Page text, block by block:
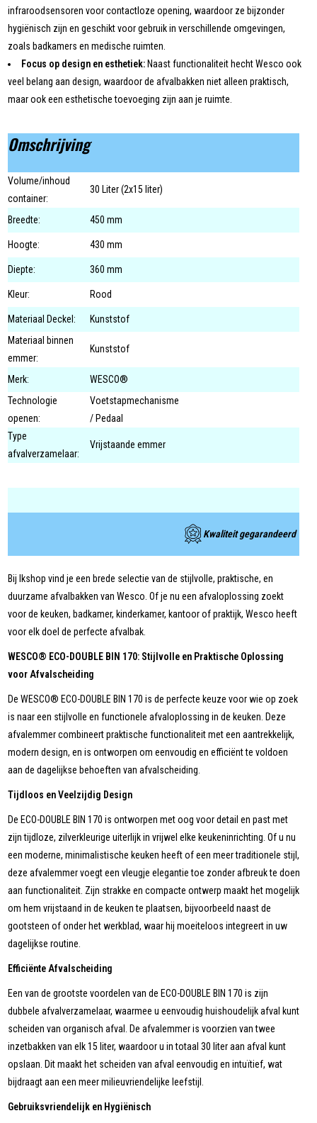
infraroodsensoren voor contactloze opening, waardoor ze bijzonder
hygiënisch zijn en geschikt voor gebruik in verschillende omgevingen,
zoals badkamers en medische ruimten.
Focus op design en esthetiek: Naast functionaliteit hecht Wesco ook
veel belang aan design, waardoor de afvalbakken niet alleen praktisch,
maar ook een esthetische toevoeging zijn aan je ruimte.
Omschrijving
Volume/inhoud
container:
30 Liter (2x15 liter)
Breedte: 450 mm
Hoogte: 430 mm
Diepte: 360 mm
Kleur: Rood
Materiaal Deckel:
Kunststof
Materiaal binnen
emmer:
Kunststof
Merk:
WESCO®
Technologie
openen:
Voetstapmechanisme
/ Pedaal
Type
afvalverzamelaar:
Vrijstaande emmer
Kwaliteit gegarandeerd
Bij Ikshop vind je een brede selectie van de stijlvolle, praktische, en
duurzame afvalbakken van Wesco. Of je nu een afvaloplossing zoekt
voor de keuken, badkamer, kinderkamer, kantoor of praktijk, Wesco heeft
voor elk doel de perfecte afvalbak.
WESCO® ECO-DOUBLE BIN 170: Stijlvolle en Praktische Oplossing
voor Afvalscheiding
De WESCO® ECO-DOUBLE BIN 170 is de perfecte keuze voor wie op zoek
is naar een stijlvolle en functionele afvaloplossing in de keuken. Deze
afvalemmer combineert praktische functionaliteit met een aantrekkelijk,
modern design, en is ontworpen om eenvoudig en efficiënt te voldoen
aan de dagelijkse behoeften van afvalscheiding.
Tijdloos en Veelzijdig Design
De ECO-DOUBLE BIN 170 is ontworpen met oog voor detail en past met
zijn tijdloze, zilverkleurige uiterlijk in vrijwel elke keukeninrichting. Of u nu
een moderne, minimalistische keuken heeft of een meer traditionele stijl,
deze afvalemmer voegt een vleugje elegantie toe zonder afbreuk te doen
aan functionaliteit. Zijn strakke en compacte ontwerp maakt het mogelijk
om hem vrijstaand in de keuken te plaatsen, bijvoorbeeld naast de
gootsteen of onder het werkblad, waar hij moeiteloos integreert in uw
dagelijkse routine.
Efficiënte Afvalscheiding
Een van de grootste voordelen van de ECO-DOUBLE BIN 170 is zijn
dubbele afvalverzamelaar, waarmee u eenvoudig huishoudelijk afval kunt
scheiden van organisch afval. De afvalemmer is voorzien van twee
inzetbakken van elk 15 liter, waardoor u in totaal 30 liter aan afval kunt
opslaan. Dit maakt het scheiden van afval eenvoudig en intuïtief, wat
bijdraagt aan een meer milieuvriendelijke leefstijl.
Gebruiksvriendelijk en Hygiënisch